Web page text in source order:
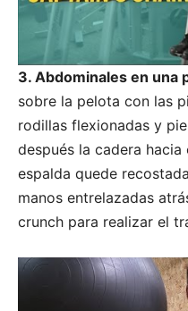
3. Abdominales en una
sobre la pelota con las
rodillas flexionadas y
después la cadera
espalda quede
manos entrelazadas
crunch para realizar el